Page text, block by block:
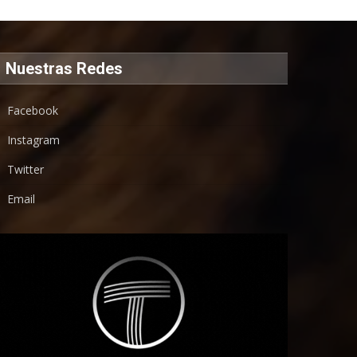
Nuestras Redes
Facebook
Instagram
Twitter
Email